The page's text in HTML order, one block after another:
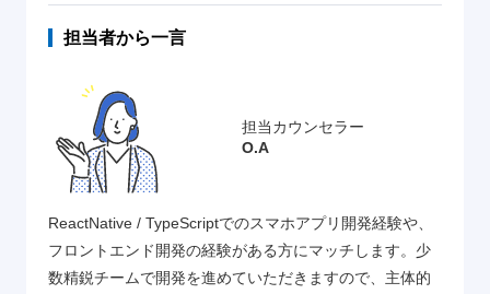
担当者から一言
担当カウンセラー
O.A
ReactNative / TypeScriptでのスマホアプリ開発経験や、
フロントエンド開発の経験がある方にマッチします。少
数精鋭チームで開発を進めていただきますので、主体的